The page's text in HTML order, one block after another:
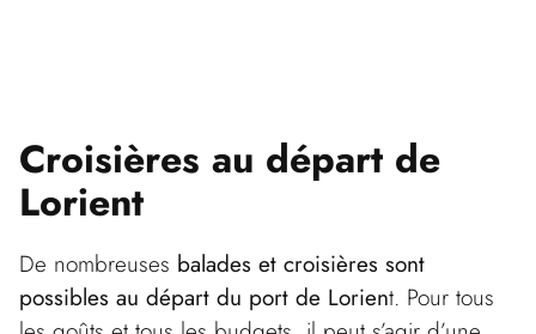
Croisières au départ de
Lorient
De nombreuses balades et croisières sont
possibles au départ du port de Lorient. Pour tous